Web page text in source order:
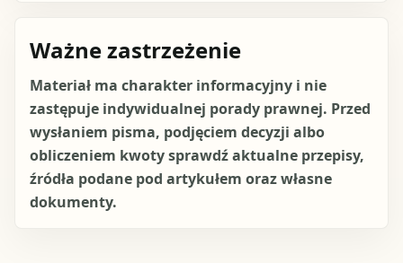
Ważne zastrzeżenie
Materiał ma charakter informacyjny i nie
zastępuje indywidualnej porady prawnej. Przed
wysłaniem pisma, podjęciem decyzji albo
obliczeniem kwoty sprawdź aktualne przepisy,
źródła podane pod artykułem oraz własne
dokumenty.